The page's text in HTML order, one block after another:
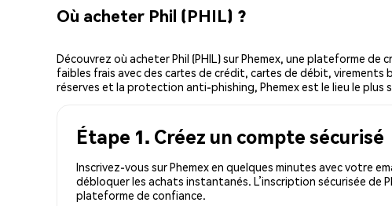
Où acheter Phil (PHIL) ?
Découvrez où acheter Phil (PHIL) sur Phemex, une plateforme
faibles frais avec des cartes de crédit, cartes de débit, virements
réserves et la protection anti-phishing, Phemex est le lieu le plus
Étape 1. Créez un compte sécurisé
Inscrivez-vous sur Phemex en quelques minutes avec votre
débloquer les achats instantanés. L’inscription sécurisée de
plateforme de confiance.